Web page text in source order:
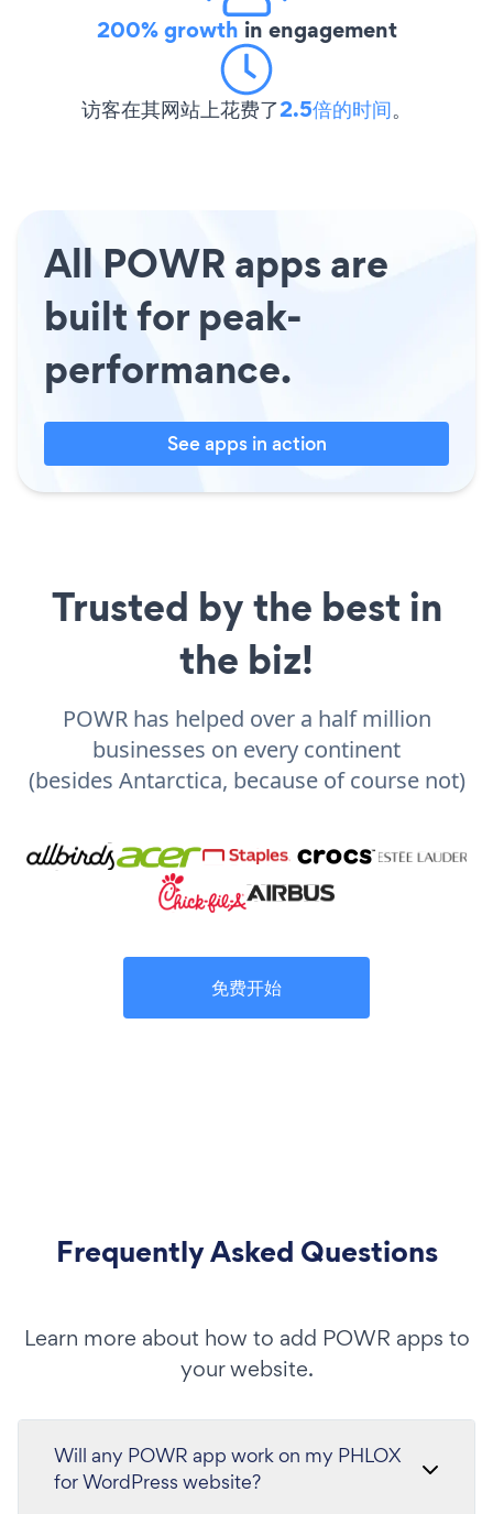
200% growth in engagement
访客在其网站上花费了2.5倍的时间。
All POWR apps are
built for peak-
performance.
See apps in action
Trusted by the best in
the biz!
POWR has helped over a half million
businesses on every continent
(besides Antarctica, because of course not)
免费开始
Frequently Asked Questions
Learn more about how to add POWR apps to
your website.
Will any POWR app work on my PHLOX
for WordPress website?